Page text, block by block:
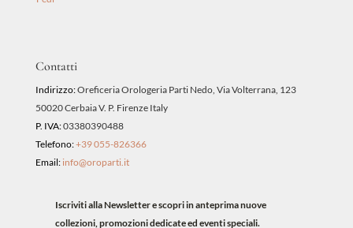
Contatti
Indirizzo:Oreficeria Orologeria Parti Nedo, Via Volterrana, 123
50020 Cerbaia V. P. Firenze Italy
P. IVA:03380390488
Telefono:+39 055-826366
Email: info@oroparti.it
Iscriviti alla Newsletter e scopri in anteprima nuove
collezioni, promozioni dedicate ed eventi speciali.